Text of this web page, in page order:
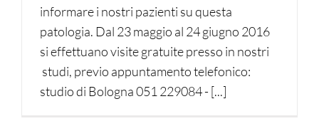
informare i nostri pazienti su questa
patologia. Dal 23 maggio al 24 giugno 2016
si effettuano visite gratuite presso in nostri
studi, previo appuntamento telefonico:
studio di Bologna 051 229084 - [...]